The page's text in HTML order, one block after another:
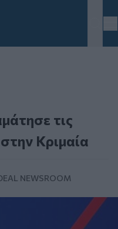
τις
Κριμαία
NEWSROOM